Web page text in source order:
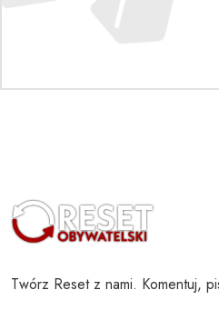
Twórz Reset z nami. Komentuj,